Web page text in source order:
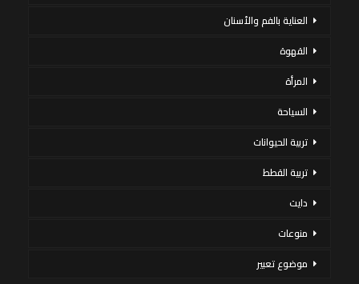
العناية بالفم والأسنان
القهوة
المرأة
السياحة
تربية الحيوانات
تربية القطط
دايت
منوعات
موضوع تعبير